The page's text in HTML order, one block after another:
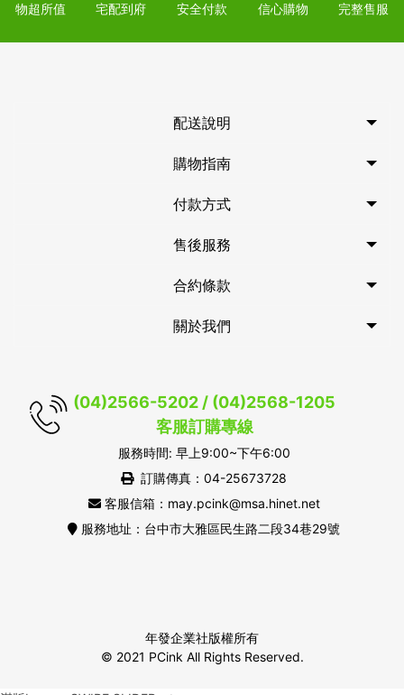
物超所值 宅配到府 安全付款 信心購物 完整售服
配送說明
購物指南
付款方式
售後服務
合約條款
關於我們
(04)2566-5202 / (04)2568-1205
客服訂購專線
服務時間: 早上9:00~下午6:00
訂購傳真：04-25673728
客服信箱：may.pcink@msa.hinet.net
服務地址：台中市大雅區民生路二段34巷29號
年發企業社版權所有
© 2021 PCink All Rights Reserved.